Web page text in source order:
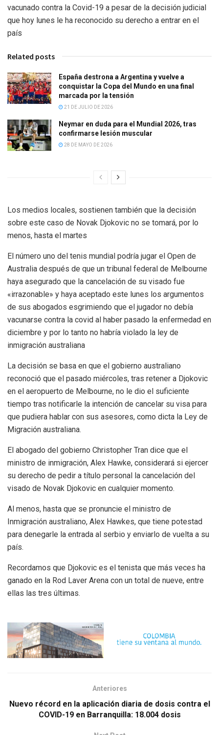
vacunado contra la Covid-19 a pesar de la decisión judicial
que hoy lunes le ha reconocido su derecho a entrar en el
país
Related posts
España destrona a Argentina y vuelve a
conquistar la Copa del Mundo en una final
marcada por la tensión
21 DE JULIO DE 2026
Neymar en duda para el Mundial 2026, tras
confirmarse lesión muscular
28 DE MAYO DE 2026
Los medios locales, sostienen también que la decisión
sobre este caso de Novak Djokovic no se tomará, por lo
menos, hasta el martes
El número uno del tenis mundial podría jugar el Open de
Australia después de que un tribunal federal de Melbourne
haya asegurado que la cancelación de su visado fue
«irrazonable» y haya aceptado este lunes los argumentos
de sus abogados esgrimiendo que el jugador no debía
vacunarse contra la covid al haber pasado la enfermedad en
diciembre y por lo tanto no habría violado la ley de
inmigración australiana
La decisión se basa en que el gobierno australiano
reconoció que el pasado miércoles, tras retener a Djokovic
en el aeropuerto de Melbourne, no le dio el suficiente
tiempo tras notificarle la intención de cancelar su visa para
que pudiera hablar con sus asesores, como dicta la Ley de
Migración australiana.
El abogado del gobierno Christopher Tran dice que el
ministro de inmigración, Alex Hawke, considerará si ejercer
su derecho de pedir a título personal la cancelación del
visado de Novak Djokovic en cualquier momento.
Al menos, hasta que se pronuncie el ministro de
Inmigración australiano, Alex Hawkes, que tiene potestad
para denegarle la entrada al serbio y enviarlo de vuelta a su
país.
Recordamos que Djokovic es el tenista que más veces ha
ganado en la Rod Laver Arena con un total de nueve, entre
ellas las tres últimas.
Anteriores
Nuevo récord en la aplicación diaria de dosis contra el
COVID-19 en Barranquilla: 18.004 dosis